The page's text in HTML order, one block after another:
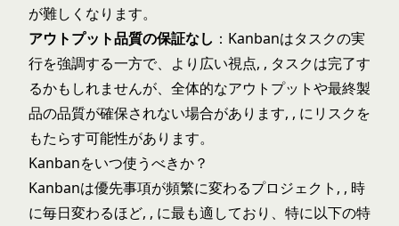
が難しくなります。
アウトプット品質の保証なし ：Kanbanはタスクの実
行を強調する一方で、より広い視点, , タスクは完了す
るかもしれませんが、全体的なアウトプットや最終製
品の品質が確保されない場合があります, , にリスクを
もたらす可能性があります。
Kanbanをいつ使うべきか？
Kanbanは優先事項が頻繁に変わるプロジェクト, , 時
に毎日変わるほど, , に最も適しており、特に以下の特